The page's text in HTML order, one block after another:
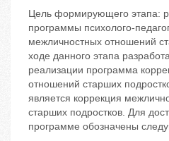
Цель формирующего этапа:
программы психолого-
межличностных отношений
ходе данного этапа
реализации программа
отношений старших
является коррекция
старших подростков. Для
программе обозначены